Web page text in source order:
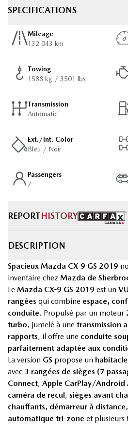
SPECIFICATIONS
Mileage
132 043 km
Towing
1588 kg / 3501 lbs
Transmission
Automatic
Ext./Int. Color
Bleu / Noir
Passengers
7
REPORTHISTORY
DESCRIPTION
Spacieux Mazda CX-9 GS 2019
inventaire chez Mazda de
Le Mazda CX-9 GS 2019 est un
rangées qui combine espace,
conduite. Propulsé par un moteur
turbo, jumelé à une transmission
rapports, il offre une conduite
parfaitement adaptée aux
La version GS propose un
avec 3 rangées de sièges (7
Connect, Apple CarPlay/Android
caméra de recul, sièges avant
chauffants, démarreur à distance,
automatique tri-zone et plusieurs